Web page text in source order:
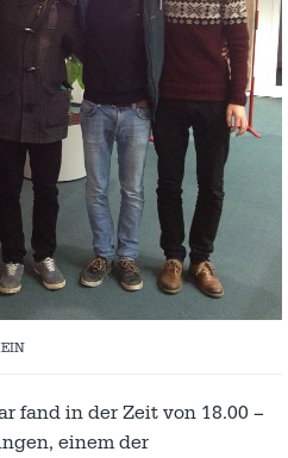
fand in der Zeit von 18.00 –
einem der